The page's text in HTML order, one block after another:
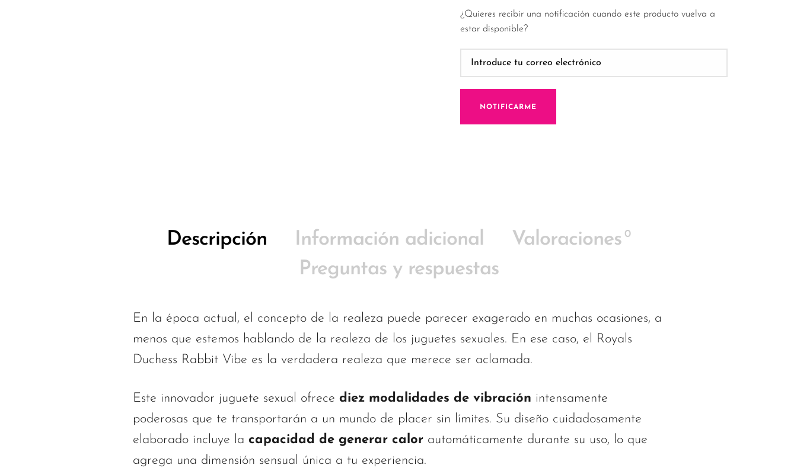
¿Quieres recibir una notificación cuando este producto vuelva a
estar disponible?
NOTIFICARME
Descripción Información adicional Valoraciones 0
Preguntas y respuestas
En la época actual, el concepto de la realeza puede parecer exagerado en muchas ocasiones, a
menos que estemos hablando de la realeza de los juguetes sexuales. En ese caso, el Royals
Duchess Rabbit Vibe es la verdadera realeza que merece ser aclamada.
Este innovador juguete sexual ofrece diez modalidades de vibración intensamente
poderosas que te transportarán a un mundo de placer sin límites. Su diseño cuidadosamente
elaborado incluye la capacidad de generar calor automáticamente durante su uso, lo que
agrega una dimensión sensual única a tu experiencia.